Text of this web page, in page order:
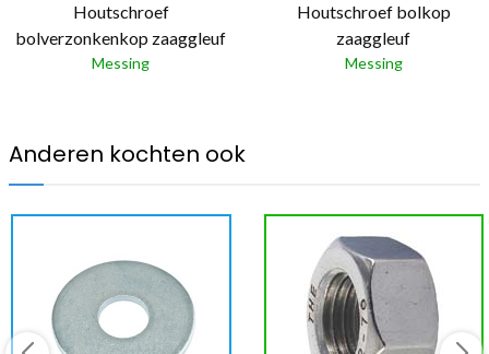
Houtschroef
bolverzonkenkop zaaggleuf
Messing
Houtschroef bolkop
zaaggleuf
Messing
Anderen kochten ook